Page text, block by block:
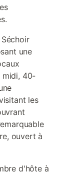
une
midi, 40-
les
ouvert à
d'hôte à